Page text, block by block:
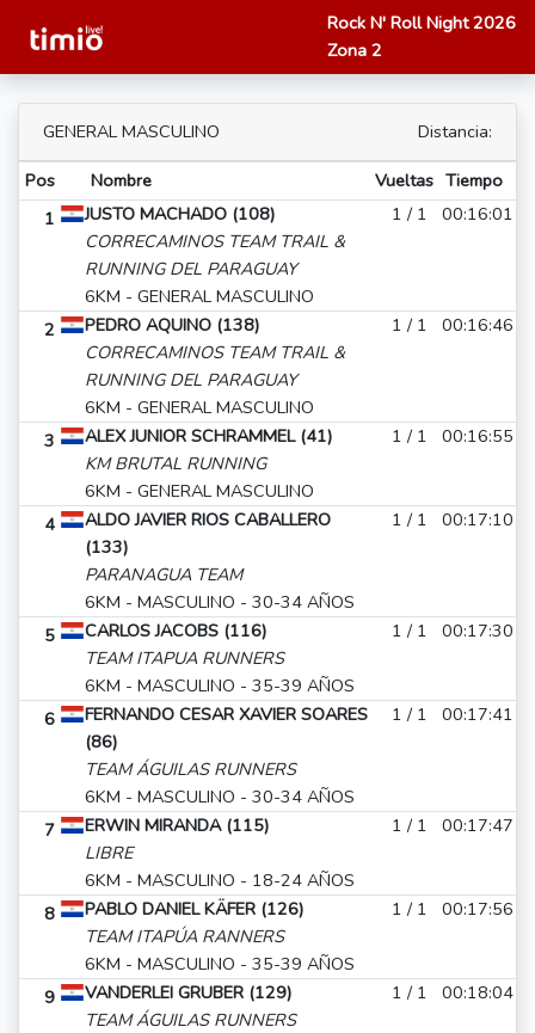
Rock N' Roll Night 2026
Zona 2
GENERAL MASCULINO Distancia:
Pos Nombre Vueltas Tiempo
1
JUSTO MACHADO (108)
CORRECAMINOS TEAM TRAIL &
RUNNING DEL PARAGUAY
6KM - GENERAL MASCULINO
1 / 1 00:16:01
2
PEDRO AQUINO (138)
CORRECAMINOS TEAM TRAIL &
RUNNING DEL PARAGUAY
6KM - GENERAL MASCULINO
1 / 1 00:16:46
3
ALEX JUNIOR SCHRAMMEL (41)
KM BRUTAL RUNNING
6KM - GENERAL MASCULINO
1 / 1 00:16:55
4
ALDO JAVIER RIOS CABALLERO
(133)
PARANAGUA TEAM
6KM - MASCULINO - 30-34 AÑOS
1 / 1 00:17:10
5
CARLOS JACOBS (116)
TEAM ITAPUA RUNNERS
6KM - MASCULINO - 35-39 AÑOS
1 / 1 00:17:30
6
FERNANDO CESAR XAVIER SOARES
(86)
TEAM ÁGUILAS RUNNERS
6KM - MASCULINO - 30-34 AÑOS
1 / 1 00:17:41
7
ERWIN MIRANDA (115)
LIBRE
6KM - MASCULINO - 18-24 AÑOS
1 / 1 00:17:47
8
PABLO DANIEL KÄFER (126)
TEAM ITAPÚA RANNERS
6KM - MASCULINO - 35-39 AÑOS
1 / 1 00:17:56
9
VANDERLEI GRUBER (129)
TEAM ÁGUILAS RUNNERS
1 / 1 00:18:04